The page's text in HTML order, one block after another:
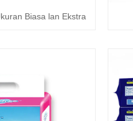
Biasa lan Ekstra